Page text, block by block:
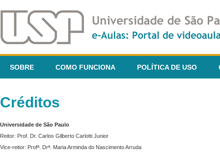
SOBRE COMO FUNCIONA POLÍTICA DE USO
Créditos
Universidade de São Paulo
Reitor: Prof. Dr. Carlos Gilberto Carlotti Junior
Vice-reitor: Profª. Drª. Maria Arminda do Nascimento Arruda